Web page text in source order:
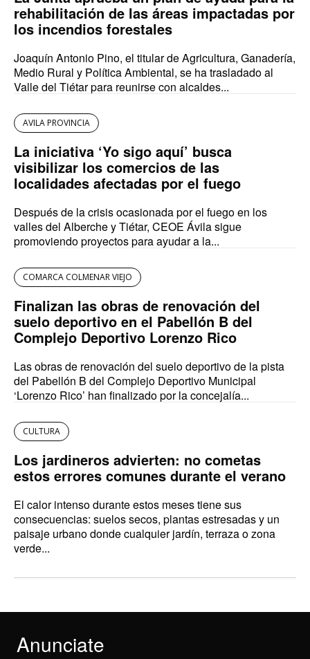
rehabilitación de las áreas impactadas por
los incendios forestales
Joaquín Antonio Pino, el titular de Agricultura, Ganadería,
Medio Rural y Política Ambiental, se ha trasladado al
Valle del Tiétar para reunirse con alcaldes...
AVILA PROVINCIA
La iniciativa ‘Yo sigo aquí’ busca
visibilizar los comercios de las
localidades afectadas por el fuego
Después de la crisis ocasionada por el fuego en los
valles del Alberche y Tiétar, CEOE Ávila sigue
promoviendo proyectos para ayudar a la...
COMARCA COLMENAR VIEJO
Finalizan las obras de renovación del
suelo deportivo en el Pabellón B del
Complejo Deportivo Lorenzo Rico
Las obras de renovación del suelo deportivo de la pista
del Pabellón B del Complejo Deportivo Municipal
‘Lorenzo Rico’ han finalizado por la concejalía...
CULTURA
Los jardineros advierten: no cometas
estos errores comunes durante el verano
El calor intenso durante estos meses tiene sus
consecuencias: suelos secos, plantas estresadas y un
paisaje urbano donde cualquier jardín, terraza o zona
verde...
Anunciate